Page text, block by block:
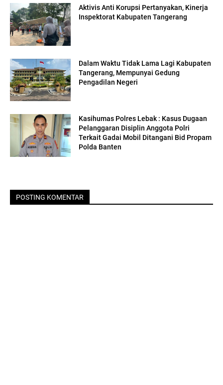
Aktivis Anti Korupsi Pertanyakan, Kinerja
Inspektorat Kabupaten Tangerang
Dalam Waktu Tidak Lama Lagi Kabupaten
Tangerang, Mempunyai Gedung
Pengadilan Negeri
Kasihumas Polres Lebak : Kasus Dugaan
Pelanggaran Disiplin Anggota Polri
Terkait Gadai Mobil Ditangani Bid Propam
Polda Banten
POSTING KOMENTAR